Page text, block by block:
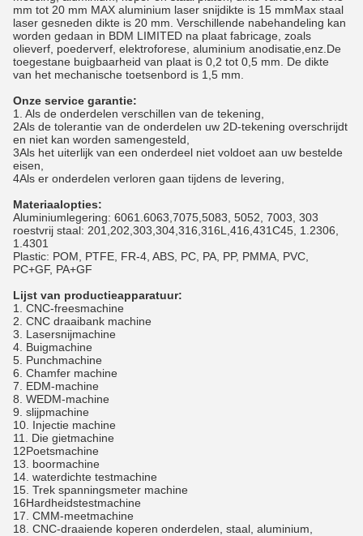
mm tot 20 mm MAX aluminium laser snijdikte is 15 mmMax staal
laser gesneden dikte is 20 mm. Verschillende nabehandeling kan
worden gedaan in BDM LIMITED na plaat fabricage, zoals
olieverf, poederverf, elektroforese, aluminium anodisatie,enz.De
toegestane buigbaarheid van plaat is 0,2 tot 0,5 mm. De dikte
van het mechanische toetsenbord is 1,5 mm.
Onze service garantie:
1. Als de onderdelen verschillen van de tekening,
2Als de tolerantie van de onderdelen uw 2D-tekening overschrijdt
en niet kan worden samengesteld,
3Als het uiterlijk van een onderdeel niet voldoet aan uw bestelde
eisen,
4Als er onderdelen verloren gaan tijdens de levering,
Materiaalopties:
Aluminiumlegering: 6061.6063,7075,5083, 5052, 7003, 303
roestvrij staal: 201,202,303,304,316,316L,416,431C45, 1.2306,
1.4301
Plastic: POM, PTFE, FR-4, ABS, PC, PA, PP, PMMA, PVC,
PC+GF, PA+GF
Lijst van productieapparatuur:
1. CNC-freesmachine
2. CNC draaibank machine
3. Lasersnijmachine
4. Buigmachine
5. Punchmachine
6. Chamfer machine
7. EDM-machine
8. WEDM-machine
9. slijpmachine
10. Injectie machine
11. Die gietmachine
12Poetsmachine
13. boormachine
14. waterdichte testmachine
15. Trek spanningsmeter machine
16Hardheidstestmachine
17. CMM-meetmachine
18. CNC-draaiende koperen onderdelen, staal, aluminium,